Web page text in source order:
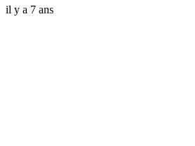
il y a 7 ans